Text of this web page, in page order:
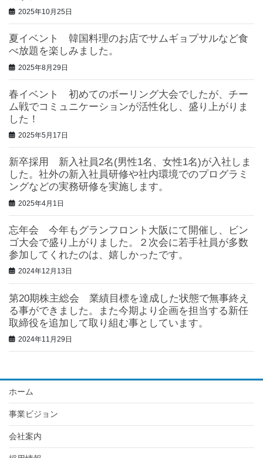
2025年10月25日
夏イベント 韓国料理のお店でサムギョプサルなど食
べ放題を楽しみました。
2025年8月29日
春イベント 初めてのボーリング大会でしたが、チー
ム戦でコミュニケーションが活性化し、盛り上がりま
した！
2025年5月17日
新卒採用 新入社員2名(男性1名、女性1名)が入社しま
した。社外の新入社員研修や社内環境でのプログラミ
ングなどの実務研修を実施します。
2025年4月1日
忘年会 今年もグランフロント大阪にて開催し、ビン
ゴ大会で盛り上がりました。２次会に若手社員が多数
参加してくれたのは、嬉しかったです。
2024年12月13日
第20期株主総会 業績目標を達成した状態で無事終え
る事ができました。また今期より企画を担当する新任
取締役を追加して取り組む事としています。
2024年11月29日
ホーム
事業ビジョン
会社案内